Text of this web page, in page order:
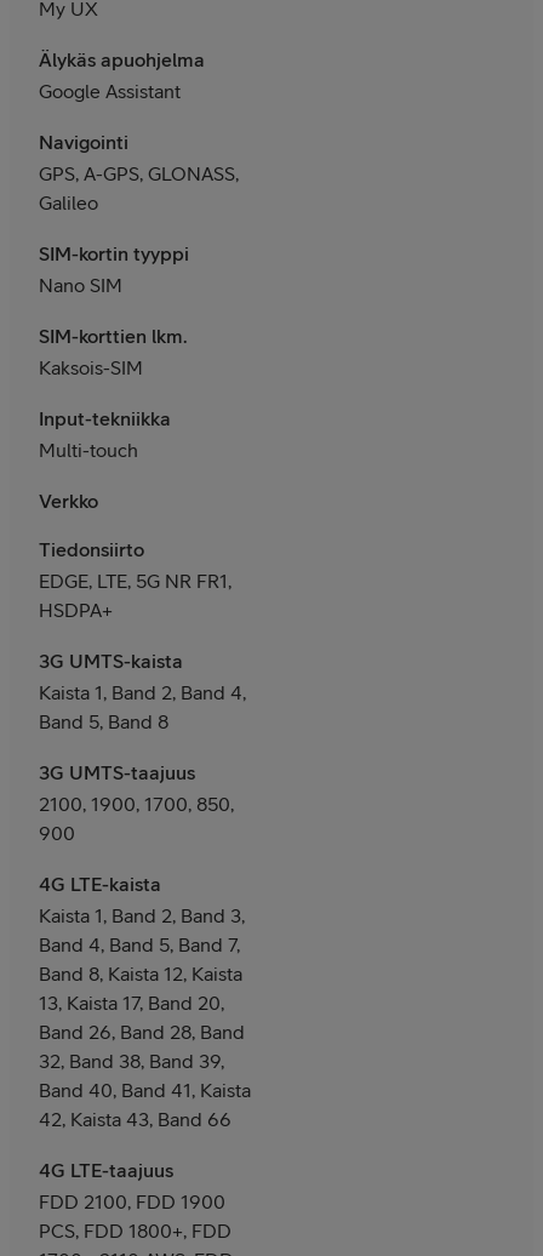
My UX
Älykäs apuohjelma
Google Assistant
Navigointi
GPS, A-GPS, GLONASS,
Galileo
SIM-kortin tyyppi
Nano SIM
SIM-korttien lkm.
Kaksois-SIM
Input-tekniikka
Multi-touch
Verkko
Tiedonsiirto
EDGE, LTE, 5G NR FR1,
HSDPA+
3G UMTS-kaista
Kaista 1, Band 2, Band 4,
Band 5, Band 8
3G UMTS-taajuus
2100, 1900, 1700, 850,
900
4G LTE-kaista
Kaista 1, Band 2, Band 3,
Band 4, Band 5, Band 7,
Band 8, Kaista 12, Kaista
13, Kaista 17, Band 20,
Band 26, Band 28, Band
32, Band 38, Band 39,
Band 40, Band 41, Kaista
42, Kaista 43, Band 66
4G LTE-taajuus
FDD 2100, FDD 1900
PCS, FDD 1800+, FDD